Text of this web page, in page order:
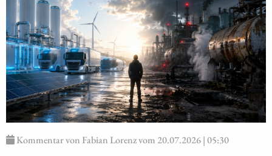
Kommentar von Fabian Lorenz vom 20.07.2026 | 05:30